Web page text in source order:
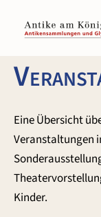
Inhalt
springen
Eine Übersicht
Veranstaltungen
Kinder.